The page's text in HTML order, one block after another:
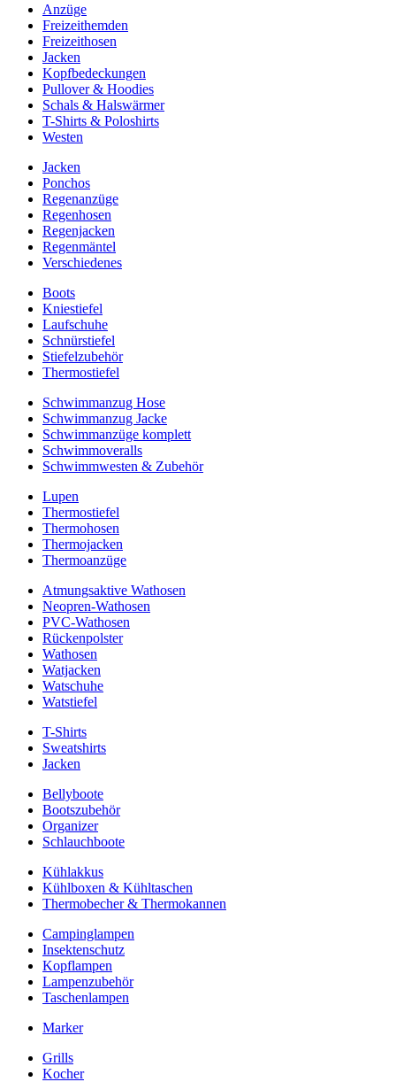
Anzüge
Freizeithemden
Freizeithosen
Jacken
Kopfbedeckungen
Pullover & Hoodies
Schals & Halswärmer
T-Shirts & Poloshirts
Westen
Jacken
Ponchos
Regenanzüge
Regenhosen
Regenjacken
Regenmäntel
Verschiedenes
Boots
Kniestiefel
Laufschuhe
Schnürstiefel
Stiefelzubehör
Thermostiefel
Schwimmanzug Hose
Schwimmanzug Jacke
Schwimmanzüge komplett
Schwimmoveralls
Schwimmwesten & Zubehör
Lupen
Thermostiefel
Thermohosen
Thermojacken
Thermoanzüge
Atmungsaktive Wathosen
Neopren-Wathosen
PVC-Wathosen
Rückenpolster
Wathosen
Watjacken
Watschuhe
Watstiefel
T-Shirts
Sweatshirts
Jacken
Bellyboote
Bootszubehör
Organizer
Schlauchboote
Kühlakkus
Kühlboxen & Kühltaschen
Thermobecher & Thermokannen
Campinglampen
Insektenschutz
Kopflampen
Lampenzubehör
Taschenlampen
Marker
Grills
Kocher